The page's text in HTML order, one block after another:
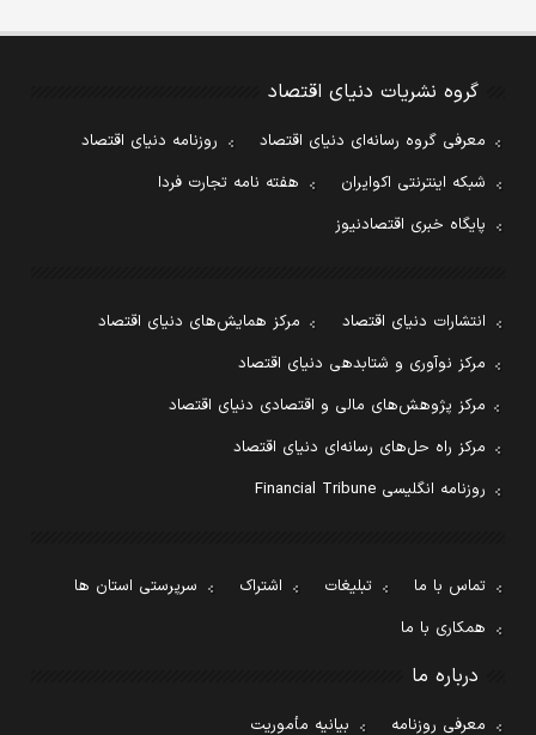
گروه نشریات دنیای اقتصاد
معرفی گروه رسانه‌ای دنیای اقتصاد
روزنامه دنیای اقتصاد
شبکه اینترنتی اکوایران
هفته نامه تجارت فردا
پایگاه خبری اقتصادنیوز
انتشارات دنیای اقتصاد
مرکز همایش‌های دنیای اقتصاد
مرکز نوآوری و شتابدهی دنیای اقتصاد
مرکز پژوهش‌های مالی و اقتصادی دنیای اقتصاد
مرکز راه حل‌های رسانه‌ای دنیای اقتصاد
روزنامه انگلیسی Financial Tribune
تماس با ما تبلیغات اشتراک
سرپرستی استان ها
همکاری با ما
درباره ما
معرفی روزنامه بیانیه مأموریت